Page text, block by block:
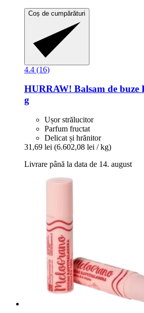
Coș de cumpărături
4.4 (16)
HURRAW! Balsam de buze
g
Ușor strălucitor
Parfum fructat
Delicat și hrănitor
31,69 lei (6.602,08 lei / kg)
Livrare până la data de 14. august